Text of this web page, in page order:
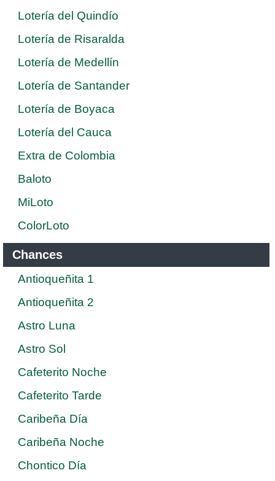
Lotería del Quindío
Lotería de Risaralda
Lotería de Medellín
Lotería de Santander
Lotería de Boyaca
Lotería del Cauca
Extra de Colombia
Baloto
MiLoto
ColorLoto
Chances
Antioqueñita 1
Antioqueñita 2
Astro Luna
Astro Sol
Cafeterito Noche
Cafeterito Tarde
Caribeña Día
Caribeña Noche
Chontico Día